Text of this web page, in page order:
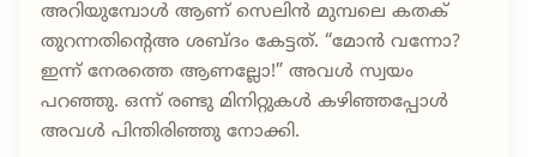
അറിയുമ്പോള്‍ ആണ് സെലിന്‍ മുമ്പലെ കതക്
തുറന്നതിന്റെഅ ശബ്ദം കേട്ടത്. “മോന്‍ വന്നോ?
ഇന്ന് നേരത്തെ ആണല്ലോ!” അവള്‍ സ്വയം
പറഞ്ഞു. ഒന്ന് രണ്ടു മിനിറ്റുകള്‍ കഴിഞ്ഞപ്പോള്‍
അവള്‍ പിന്തിരിഞ്ഞു നോക്കി.